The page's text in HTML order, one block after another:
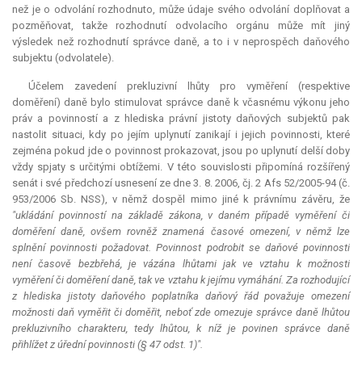
než je o odvolání rozhodnuto, může údaje svého odvolání doplňovat a
pozměňovat, takže rozhodnutí odvolacího orgánu může mít jiný
výsledek než rozhodnutí správce daně, a to i v neprospěch daňového
subjektu (odvolatele).
Účelem zavedení prekluzivní lhůty pro vyměření (respektive
doměření) daně bylo stimulovat správce daně k včasnému výkonu jeho
práv a povinností a z hlediska právní jistoty daňových subjektů pak
nastolit situaci, kdy po jejím uplynutí zanikají i jejich povinnosti, které
zejména pokud jde o povinnost prokazovat, jsou po uplynutí delší doby
vždy spjaty s určitými obtížemi. V této souvislosti připomíná rozšířený
senát i své předchozí usnesení ze dne 3. 8. 2006, čj. 2 Afs 52/2005-94 (č.
953/2006 Sb. NSS), v němž dospěl mimo jiné k právnímu závěru, že
"ukládání povinností na základě zákona, v daném případě vyměření či
doměření daně, ovšem rovněž znamená časové omezení, v němž lze
splnění povinnosti požadovat. Povinnost podrobit se daňové povinnosti
není časově bezbřehá, je vázána lhůtami jak ve vztahu k možnosti
vyměření či doměření daně, tak ve vztahu k jejímu vymáhání. Za rozhodující
z hlediska jistoty daňového poplatníka daňový řád považuje omezení
možnosti daň vyměřit či doměřit, neboť zde omezuje správce daně lhůtou
prekluzivního charakteru, tedy lhůtou, k níž je povinen správce daně
přihlížet z úřední povinnosti (§ 47 odst. 1)".